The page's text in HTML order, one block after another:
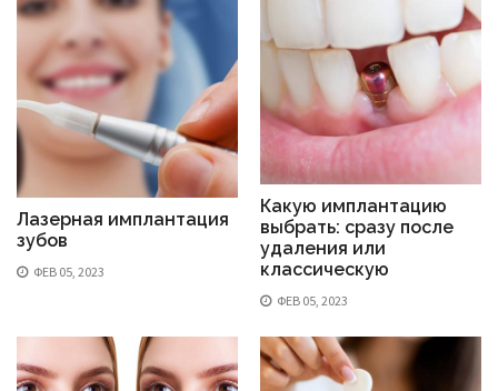
Лазерная имплантация
зубов
ФЕВ 05, 2023
Какую имплантацию
выбрать: сразу после
удаления или
классическую
ФЕВ 05, 2023